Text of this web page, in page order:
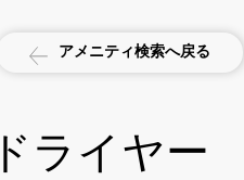
アメニティ検索へ戻る
ドライヤー